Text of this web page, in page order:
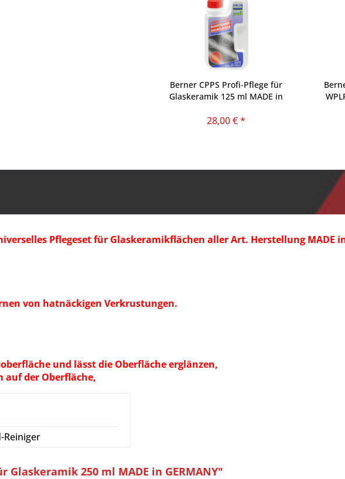
Berner CPPS Profi-Pflege für
Glaskeramik 125 ml MADE in
28,00 € *
Pflegeset für Glaskeramikflächen aller Art. Herstellung MADE in
von hatnäckigen Verkrustungen.
und lässt die Oberfläche erglänzen,
auf der Oberfläche,
Reiniger
250 ml MADE in GERMANY"